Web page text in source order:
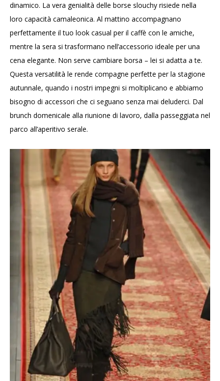
dinamico. La vera genialità delle borse slouchy risiede nella
loro capacità camaleonica. Al mattino accompagnano
perfettamente il tuo look casual per il caffè con le amiche,
mentre la sera si trasformano nell’accessorio ideale per una
cena elegante. Non serve cambiare borsa – lei si adatta a te.
Questa versatilità le rende compagne perfette per la stagione
autunnale, quando i nostri impegni si moltiplicano e abbiamo
bisogno di accessori che ci seguano senza mai deluderci. Dal
brunch domenicale alla riunione di lavoro, dalla passeggiata nel
parco all’aperitivo serale.